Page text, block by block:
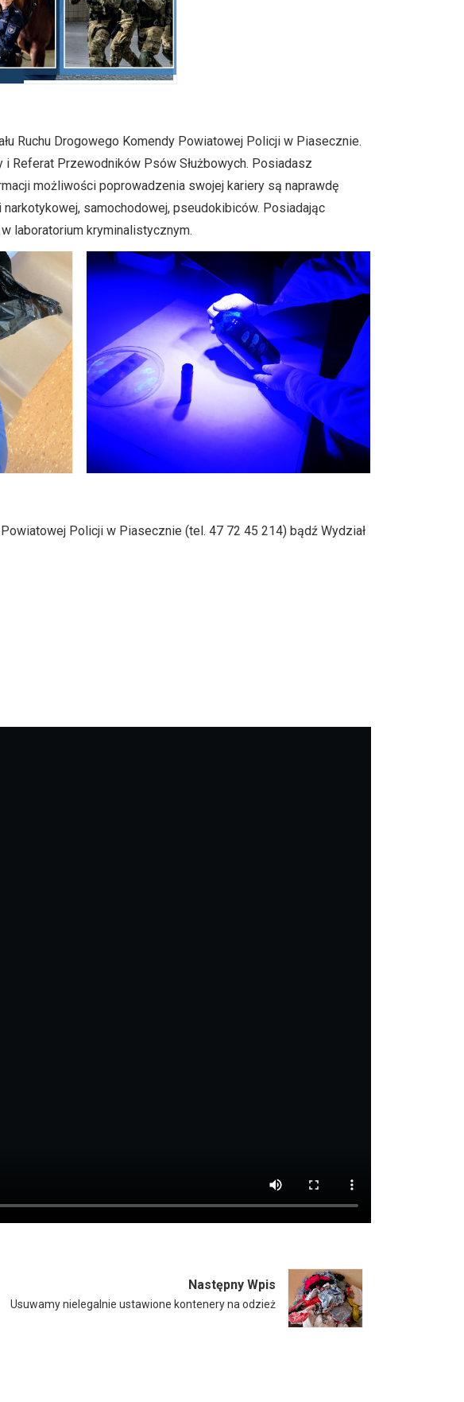
Ruchu Drogowego Komendy Powiatowej Policji w Piasecznie.
Referat Przewodników Psów Służbowych. Posiadasz
możliwości poprowadzenia swojej kariery są naprawdę
samochodowej, pseudokibiców. Posiadając
laboratorium kryminalistycznym.
Policji w Piasecznie (tel. 47 72 45 214) bądź Wydział
Następny Wpis
Usuwamy nielegalnie ustawione kontenery na odzież